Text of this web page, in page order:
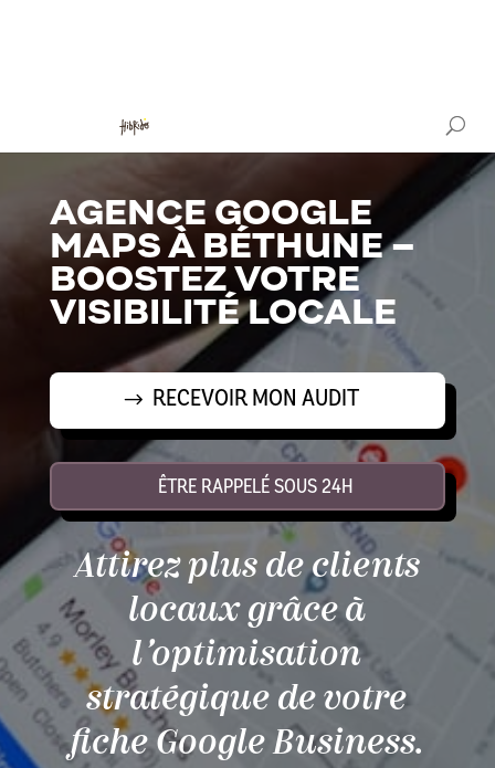
AGENCE GOOGLE
MAPS À BÉTHUNE –
BOOSTEZ VOTRE
VISIBILITÉ LOCALE
RECEVOIR MON AUDIT
ÊTRE RAPPELÉ SOUS 24H
Attirez plus de clients
locaux grâce à
l’optimisation
stratégique de votre
fiche Google Business.